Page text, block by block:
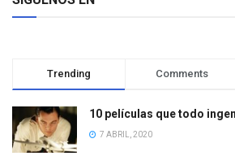
Trending Comments
10 películas que todo
7 ABRIL, 2020